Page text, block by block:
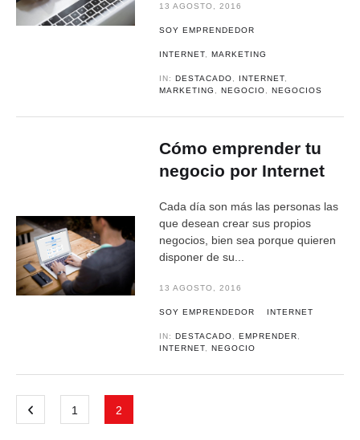
13 AGOSTO, 2016
SOY EMPRENDEDOR
INTERNET ,MARKETING
IN:DESTACADO INTERNET
MARKETING
,NEGOCIO ,NEGOCIOS
Cómo emprender tu
negocio por Internet
Cada día son más las personas las
que desean crear sus propios
negocios, bien sea porque quieren
disponer de su...
13 AGOSTO, 2016
SOY EMPRENDEDOR INTERNET
IN:DESTACADO ,EMPRENDER
INTERNET ,NEGOCIO
1 2